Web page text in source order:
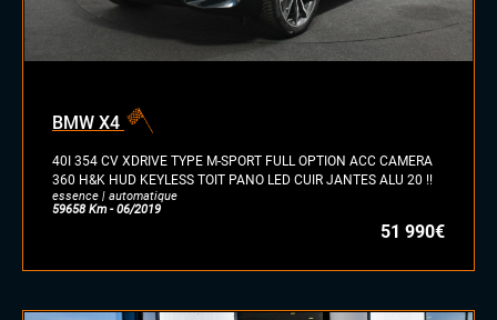
BMW X4
40I 354 CV XDRIVE TYPE M-SPORT FULL OPTION ACC CAMERA
360 H&K HUD KEYLESS TOIT PANO LED CUIR JANTES ALU 20 !!
essence | automatique
59658 Km - 06/2019
51 990€